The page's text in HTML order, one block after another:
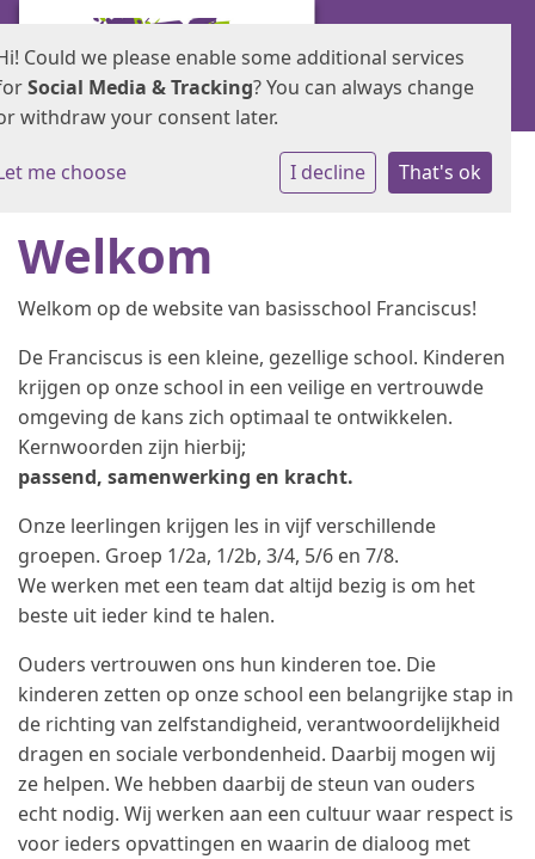
Welkom
Welkom op de website van basisschool Franciscus!
De Franciscus is een kleine, gezellige school. Kinderen
krijgen op onze school in een veilige en vertrouwde
omgeving de kans zich optimaal te ontwikkelen.
Kernwoorden zijn hierbij;
passend, samenwerking en kracht.
Onze leerlingen krijgen les in vijf verschillende
groepen. Groep 1/2a, 1/2b, 3/4, 5/6 en 7/8.
We werken met een team dat altijd bezig is om het
beste uit ieder kind te halen.
Ouders vertrouwen ons hun kinderen toe. Die
kinderen zetten op onze school een belangrijke stap in
de richting van zelfstandigheid, verantwoordelijkheid
dragen en sociale verbondenheid. Daarbij mogen wij
ze helpen. We hebben daarbij de steun van ouders
echt nodig. Wij werken aan een cultuur waar respect is
voor ieders opvattingen en waarin de dialoog met
Could we please enable some additional services
Social Media & Tracking? You can always change
withdraw your consent later.
me choose I decline That's ok